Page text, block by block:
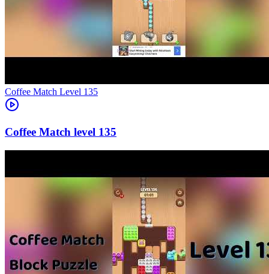
Level 135
135